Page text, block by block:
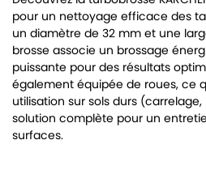
pour un nettoyage efficace des
un diamètre de 32 mm et une
brosse associe un brossage
puissante pour des résultats
également équipée de roues, ce
utilisation sur sols durs
solution complète pour un
surfaces.